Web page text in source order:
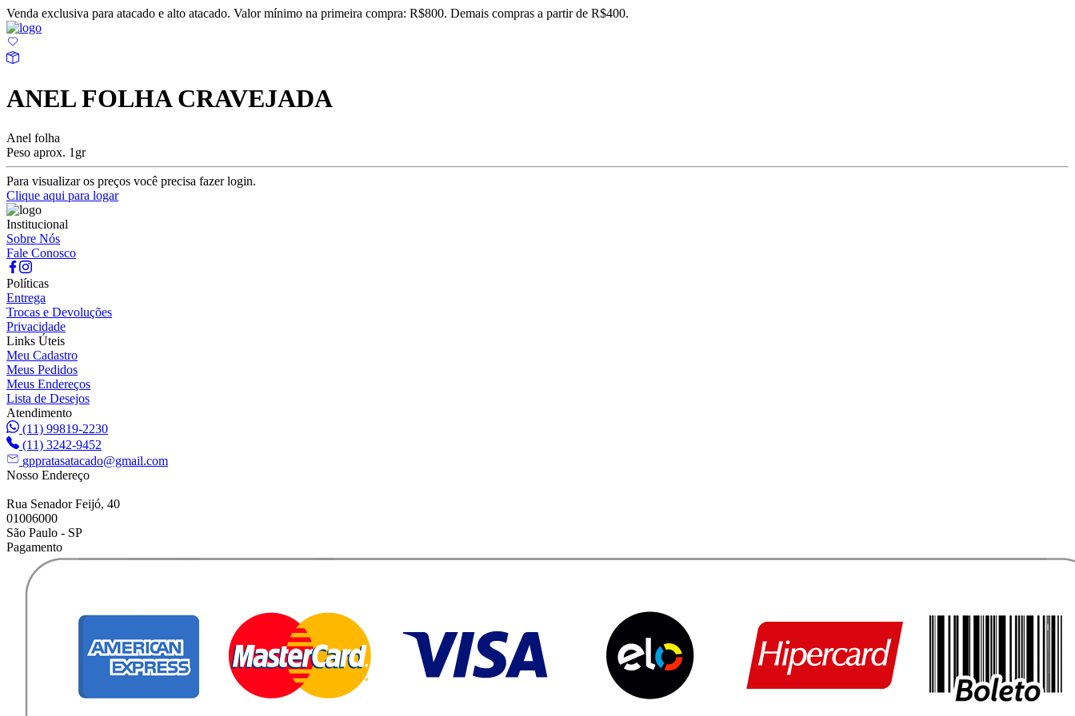
Venda exclusiva para atacado e alto atacado. Valor mínimo na primeira compra: R$800. Demais compras a partir de R$400.
ANEL FOLHA CRAVEJADA
Anel folha
Peso aprox. 1gr
Para visualizar os preços você precisa fazer login.
Clique aqui para logar
Institucional
Sobre Nós
Fale Conosco
Políticas
Entrega
Trocas e Devoluções
Privacidade
Links Úteis
Meu Cadastro
Meus Pedidos
Meus Endereços
Lista de Desejos
Atendimento
(11) 99819-2230
(11) 3242-9452
gppratasatacado@gmail.com
Nosso Endereço
Rua Senador Feijó, 40
01006000
São Paulo - SP
Pagamento